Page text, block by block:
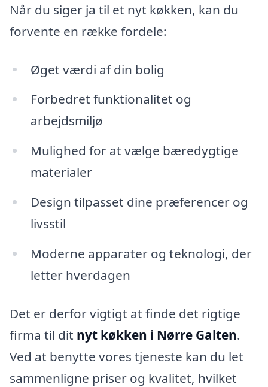
Når du siger ja til et nyt køkken, kan du
forvente en række fordele:
Øget værdi af din bolig
Forbedret funktionalitet og
arbejdsmiljø
Mulighed for at vælge bæredygtige
materialer
Design tilpasset dine præferencer og
livsstil
Moderne apparater og teknologi, der
letter hverdagen
Det er derfor vigtigt at finde det rigtige
firma til dit nyt køkken i Nørre Galten.
Ved at benytte vores tjeneste kan du let
sammenligne priser og kvalitet, hvilket